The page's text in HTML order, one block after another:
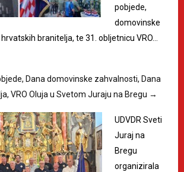
pobjede,
domovinske
branitelja, te 31. obljetnicu VRO…
Dana domovinske zahvalnosti, Dana
VRO Oluja u Svetom Juraju na Bregu →
UDVDR Sveti
Juraj na
Bregu
organizirala